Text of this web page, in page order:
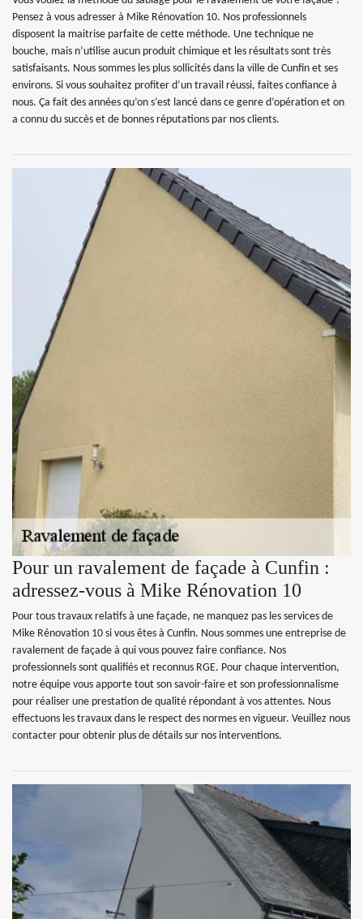
Pensez à vous adresser à Mike Rénovation 10. Nos professionnels
disposent la maitrise parfaite de cette méthode. Une technique ne
bouche, mais n’utilise aucun produit chimique et les résultats sont très
satisfaisants. Nous sommes les plus sollicités dans la ville de Cunfin et ses
environs. Si vous souhaitez profiter d’un travail réussi, faites confiance à
nous. Ça fait des années qu’on s’est lancé dans ce genre d’opération et on
a connu du succès et de bonnes réputations par nos clients.
Pour un ravalement de façade à Cunfin :
adressez-vous à Mike Rénovation 10
Pour tous travaux relatifs à une façade, ne manquez pas les services de
Mike Rénovation 10 si vous êtes à Cunfin. Nous sommes une entreprise de
ravalement de façade à qui vous pouvez faire confiance. Nos
professionnels sont qualifiés et reconnus RGE. Pour chaque intervention,
notre équipe vous apporte tout son savoir-faire et son professionnalisme
pour réaliser une prestation de qualité répondant à vos attentes. Nous
effectuons les travaux dans le respect des normes en vigueur. Veuillez nous
contacter pour obtenir plus de détails sur nos interventions.